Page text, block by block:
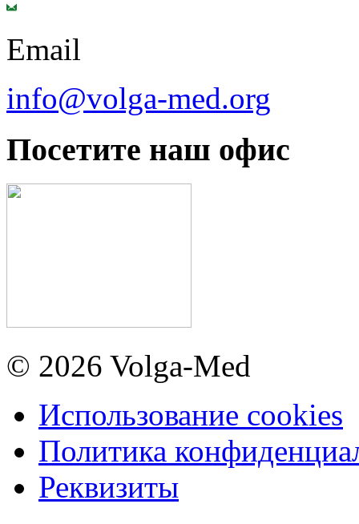
Email
info@volga-med.org
Посетите наш офис
© 2026 Volga-Med
Использование cookies
Политика
Реквизиты